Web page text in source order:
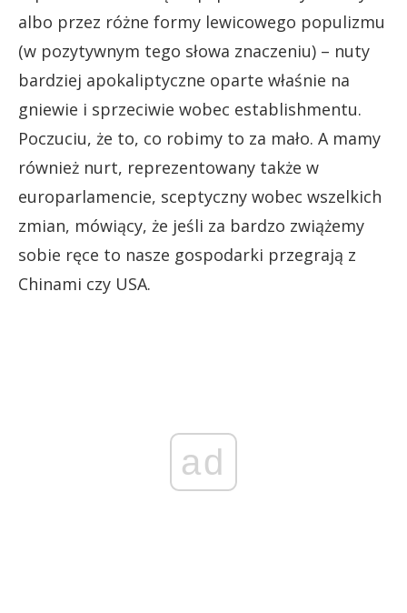
albo przez różne formy lewicowego populizmu
(w pozytywnym tego słowa znaczeniu) – nuty
bardziej apokaliptyczne oparte właśnie na
gniewie i sprzeciwie wobec establishmentu.
Poczuciu, że to, co robimy to za mało. A mamy
również nurt, reprezentowany także w
europarlamencie, sceptyczny wobec wszelkich
zmian, mówiący, że jeśli za bardzo zwiążemy
sobie ręce to nasze gospodarki przegrają z
Chinami czy USA.
ad